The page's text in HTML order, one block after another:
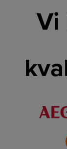
Vi
LINK